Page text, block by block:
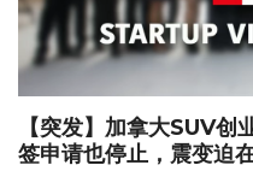
【突发】加拿大SUV
签申请也停止，震变迫